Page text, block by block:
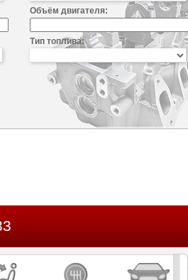
Объём двигателя:
Тип топлива: